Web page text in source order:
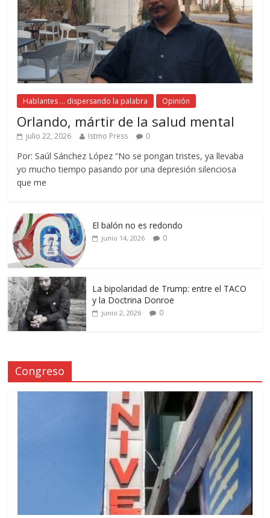
Hablantes ... dispersando la palabra Opinión
Orlando, mártir de la salud mental
julio 22, 2026 Istmo Press 0
Por: Saúl Sánchez López “No se pongan tristes, ya llevaba
yo mucho tiempo pasando por una depresión silenciosa
que me
El balón no es redondo
junio 14, 2026 0
La bipolaridad de Trump: entre el TACO
y la Doctrina Donroe
junio 2, 2026 0
Congreso